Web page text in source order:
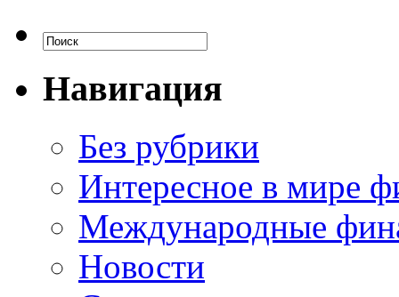
Навигация
Без рубрики
Интересное в мире
Международные
Новости